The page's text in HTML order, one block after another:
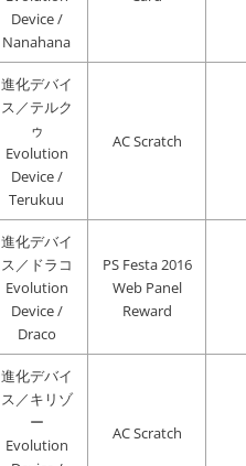
Device /
Nanahana
進化デバイ
ス／テルク
ゥ
Evolution
Device /
Terukuu
AC Scratch
進化デバイ
ス／ドラコ
Evolution
Device /
Draco
PS Festa 2016
Web Panel
Reward
進化デバイ
ス／キリゾ
ー
Evolution
AC Scratch